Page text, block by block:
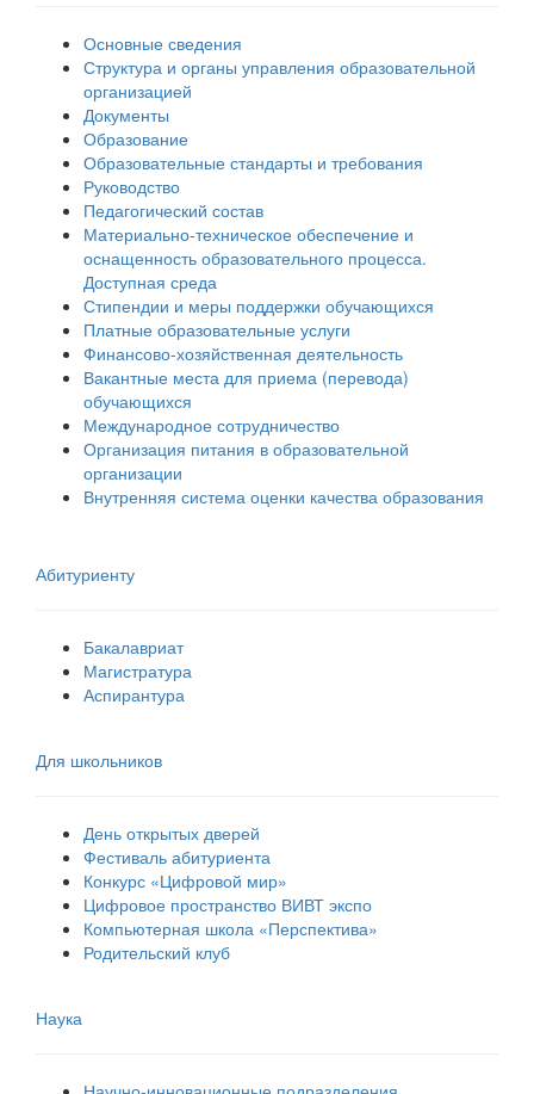
Основные сведения
Структура и органы управления образовательной
организацией
Документы
Образование
Образовательные стандарты и требования
Руководство
Педагогический состав
Материально-техническое обеспечение и
оснащенность образовательного процесса.
Доступная среда
Стипендии и меры поддержки обучающихся
Платные образовательные услуги
Финансово-хозяйственная деятельность
Вакантные места для приема (перевода)
обучающихся
Международное сотрудничество
Организация питания в образовательной
организации
Внутренняя система оценки качества образования
Абитуриенту
Бакалавриат
Магистратура
Аспирантура
Для школьников
День открытых дверей
Фестиваль абитуриента
Конкурс «Цифровой мир»
Цифровое пространство ВИВТ экспо
Компьютерная школа «Перспектива»
Родительский клуб
Наука